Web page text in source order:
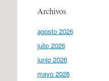
Archivos
agosto 2026
julio 2026
junio 2026
mayo 2026